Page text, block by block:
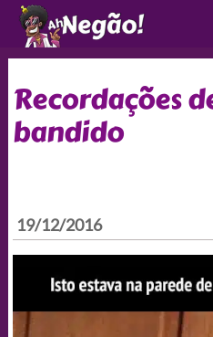
para
Recordações
bandido
19/12/2016